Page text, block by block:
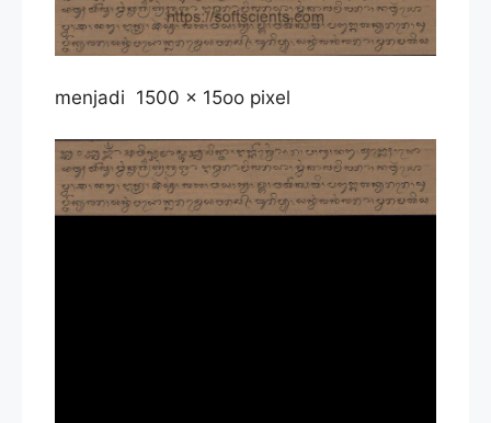
menjadi 1500 x 15oo pixel